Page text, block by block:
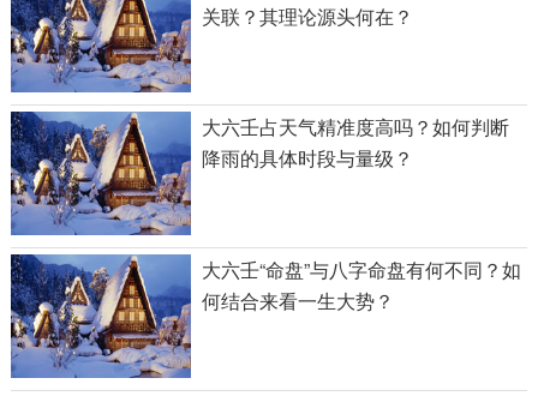
关联？其理论源头何在？
大六壬占天气精准度高吗？如何判断
降雨的具体时段与量级？
大六壬“命盘”与八字命盘有何不同？如
何结合来看一生大势？